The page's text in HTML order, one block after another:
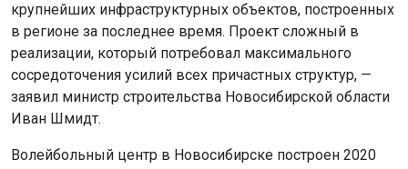
крупнейших инфраструктурных объектов, построенных
в регионе за последнее время. Проект сложный в
реализации, который потребовал максимального
сосредоточения усилий всех причастных структур, —
заявил министр строительства Новосибирской области
Иван Шмидт.
Волейбольный центр в Новосибирске построен 2020